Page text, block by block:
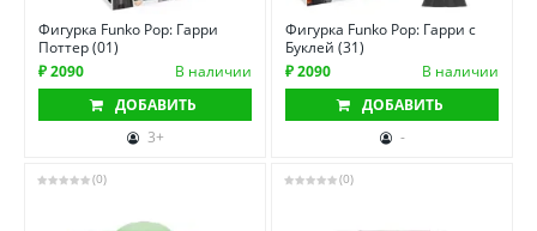
Фигурка Funko Pop: Гарри
Поттер (01)
₽ 2090
В наличии
ДОБАВИТЬ
3+
Фигурка Funko Pop: Гарри с
Буклей (31)
₽ 2090
В наличии
ДОБАВИТЬ
-
(0) (0)